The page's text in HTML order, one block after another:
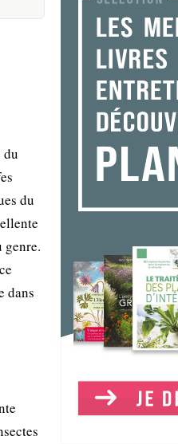
du
du
dans